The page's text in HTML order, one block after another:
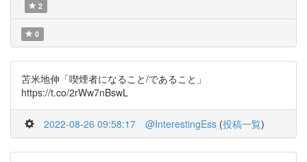
2
0
苫米地伸「喫煙者になること/であること」
https://t.co/2rWw7nBswL
2022-08-26 09:58:17 @InterestingEss (投稿一覧)